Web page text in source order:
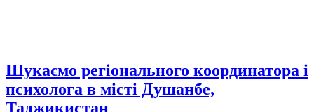
Шукаємо регіонального координатора і
психолога в місті Душанбе,
Таджикистан